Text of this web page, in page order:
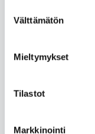
valinta
Välttämätön
Mieltymykset
Tilastot
Markkinointi
Voinko